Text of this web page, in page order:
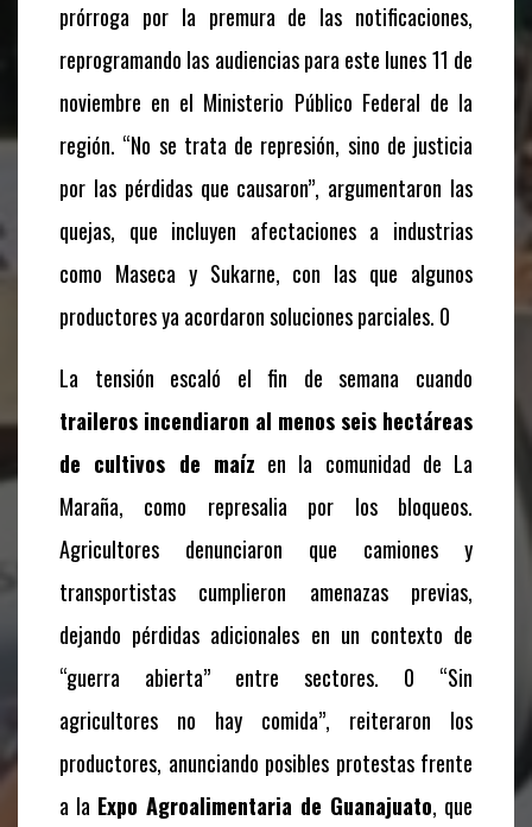
prórroga por la premura de las notificaciones,
reprogramando las audiencias para este lunes 11 de
noviembre en el Ministerio Público Federal de la
región. “No se trata de represión, sino de justicia
por las pérdidas que causaron”, argumentaron las
quejas, que incluyen afectaciones a industrias
como Maseca y Sukarne, con las que algunos
productores ya acordaron soluciones parciales. 0
La tensión escaló el fin de semana cuando
traileros incendiaron al menos seis hectáreas
de cultivos de maíz en la comunidad de La
Maraña, como represalia por los bloqueos.
Agricultores denunciaron que camiones y
transportistas cumplieron amenazas previas,
dejando pérdidas adicionales en un contexto de
“guerra abierta” entre sectores. 0 “Sin
agricultores no hay comida”, reiteraron los
productores, anunciando posibles protestas frente
a la Expo Agroalimentaria de Guanajuato, que